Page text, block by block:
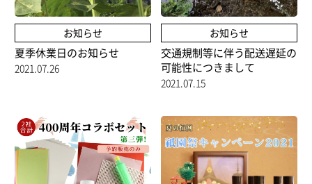
お知らせ
夏季休業日のお知らせ
2021.07.26
お知らせ
交通規制等に伴う配送遅延の
可能性につきまして
2021.07.15